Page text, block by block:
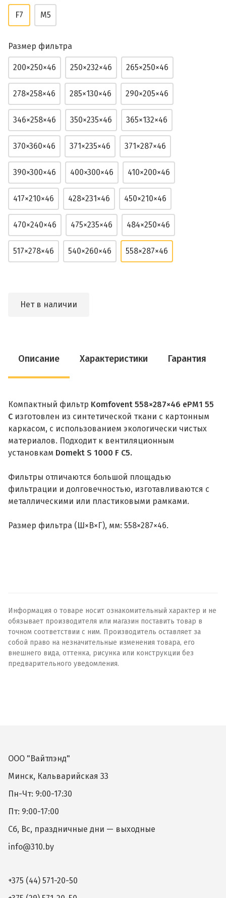
F7 M5
Размер фильтра
200×250×46 250×232×46 265×250×46
278×258×46 285×130×46 290×205×46
346×258×46 350×235×46 365×132×46
370×360×46 371×235×46 371×287×46
390×300×46 400×300×46 410×200×46
417×210×46 428×231×46 450×210×46
470×240×46 475×235×46 484×250×46
517×278×46 540×260×46 558×287×46
Нет в наличии
Описание Характеристики Гарантия
Компактный фильтр Komfovent 558×287×46 ePM1 55
C изготовлен из синтетической ткани с картонным
каркасом, с использованием экологически чистых
материалов. Подходит к вентиляционным
установкам Domekt S 1000 F C5.
Фильтры отличаются большой площадью
фильтрации и долговечностью, изготавливаются с
металлическими или пластиковыми рамками.
Размер фильтра (Ш×В×Г), мм: 558×287×46.
Информация о товаре носит ознакомительный характер и не
обязывает производителя или магазин поставить товар в
точном соответствии с ним. Производитель оставляет за
собой право на незначительные изменения товара, его
внешнего вида, оттенка, рисунка или конструкции без
предварительного уведомления.
ООО "Вайтлэнд"
Минск, Кальварийская 33
Пн-Чт: 9:00-17:30
Пт: 9:00-17:00
Сб, Вс, праздничные дни — выходные
info@310.by
+375 (44) 571-20-50